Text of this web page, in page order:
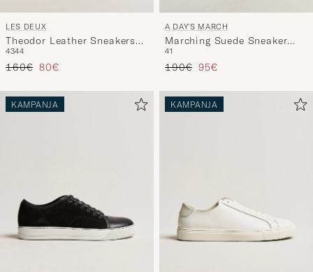
Theodor Leather Sneakers
Irish Cream Beige
43 44
Marching Suede Sneaker
Navy
41
KAMPANJA KAMPANJA